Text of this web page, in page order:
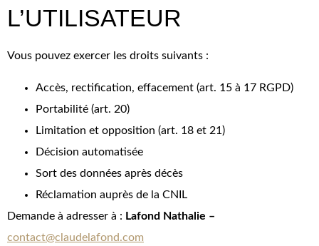
L’UTILISATEUR
Vous pouvez exercer les droits suivants :
Accès, rectification, effacement (art. 15 à 17 RGPD)
Portabilité (art. 20)
Limitation et opposition (art. 18 et 21)
Décision automatisée
Sort des données après décès
Réclamation auprès de la CNIL
Demande à adresser à : Lafond Nathalie –
contact@claudelafond.com